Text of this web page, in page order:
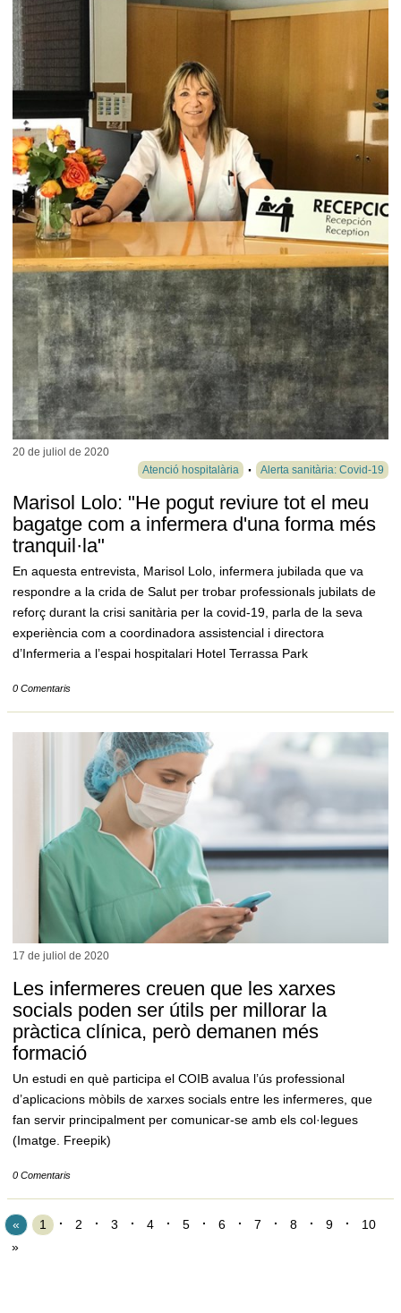
20 de juliol de 2020
Atenció hospitalària
Alerta sanitària: Covid-19
Marisol Lolo: "He pogut reviure tot el meu
bagatge com a infermera d'una forma més
tranquil·la"
En aquesta entrevista, Marisol Lolo, infermera jubilada que va
respondre a la crida de Salut per trobar professionals jubilats de
reforç durant la crisi sanitària per la covid-19, parla de la seva
experiència com a coordinadora assistencial i directora
d’Infermeria a l’espai hospitalari Hotel Terrassa Park
0 Comentaris
17 de juliol de 2020
Les infermeres creuen que les xarxes
socials poden ser útils per millorar la
pràctica clínica, però demanen més
formació
Un estudi en què participa el COIB avalua l’ús professional
d’aplicacions mòbils de xarxes socials entre les infermeres, que
fan servir principalment per comunicar-se amb els col·legues
(Imatge. Freepik)
0 Comentaris
« 1 2 3 4 5 6 7 8 9
10
»